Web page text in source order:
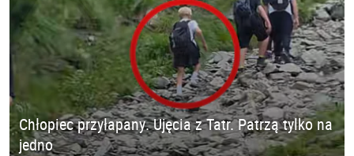
Chłopiec przyłapany. Ujęcia z Tatr. Patrzą tylko na
jedno